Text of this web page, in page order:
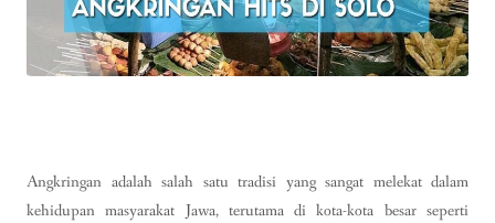
Angkringan adalah salah satu tradisi yang sangat melekat dalam
kehidupan masyarakat Jawa, terutama di kota-kota besar seperti